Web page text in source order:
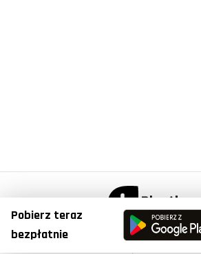
Pobierz teraz
bezpłatnie© Copyright 2023, Plantis . All